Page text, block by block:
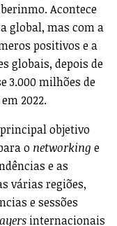
Acontece
global, mas com a
positivos e a
globais, depois de
3.000 milhões de
2022.
objetivo
o networking e
e as
várias regiões,
e sessões
internacionais